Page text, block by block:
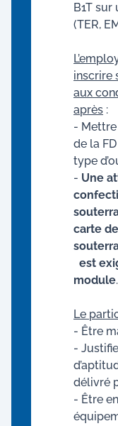
B1T sur
(TER,
inscrire
aux
après :
-
de la
type
- Une
carte
est
module.
Le
- Être
-
délivré
- Être